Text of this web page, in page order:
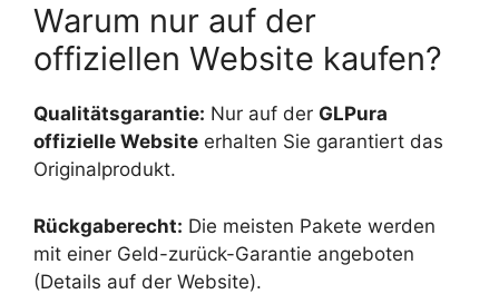
Warum nur auf der
offiziellen Website kaufen?
Qualitätsgarantie: Nur auf der GLPura
offizielle Website erhalten Sie garantiert das
Originalprodukt.
Rückgaberecht: Die meisten Pakete werden
mit einer Geld-zurück-Garantie angeboten
(Details auf der Website).